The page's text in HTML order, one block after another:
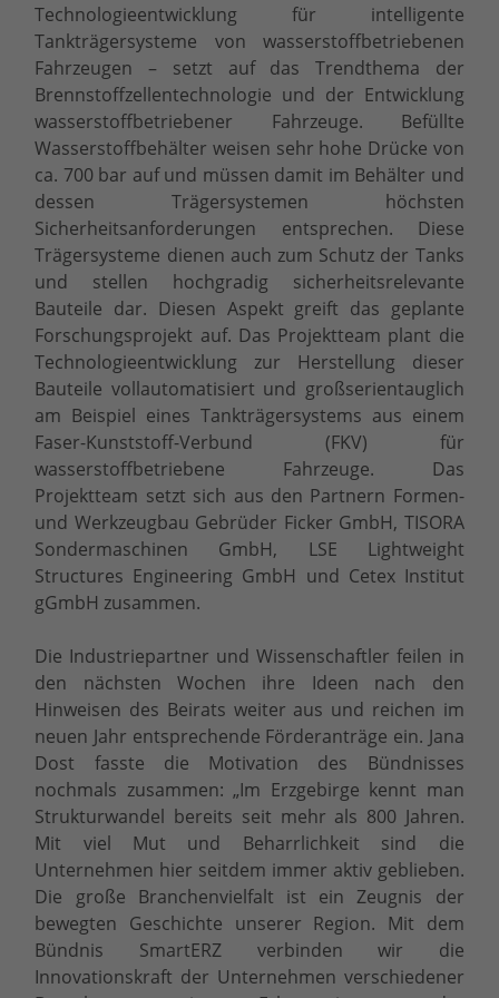
Technologieentwicklung für intelligente
Tankträgersysteme von wasserstoffbetriebenen
Fahrzeugen – setzt auf das Trendthema der
Brennstoffzellentechnologie und der Entwicklung
wasserstoffbetriebener Fahrzeuge. Befüllte
Wasserstoffbehälter weisen sehr hohe Drücke von
ca. 700 bar auf und müssen damit im Behälter und
dessen Trägersystemen höchsten
Sicherheitsanforderungen entsprechen. Diese
Trägersysteme dienen auch zum Schutz der Tanks
und stellen hochgradig sicherheitsrelevante
Bauteile dar. Diesen Aspekt greift das geplante
Forschungsprojekt auf. Das Projektteam plant die
Technologieentwicklung zur Herstellung dieser
Bauteile vollautomatisiert und großserientauglich
am Beispiel eines Tankträgersystems aus einem
Faser-Kunststoff-Verbund (FKV) für
wasserstoffbetriebene Fahrzeuge. Das
Projektteam setzt sich aus den Partnern Formen-
und Werkzeugbau Gebrüder Ficker GmbH, TISORA
Sondermaschinen GmbH, LSE Lightweight
Structures Engineering GmbH und Cetex Institut
gGmbH zusammen.
Die Industriepartner und Wissenschaftler feilen in
den nächsten Wochen ihre Ideen nach den
Hinweisen des Beirats weiter aus und reichen im
neuen Jahr entsprechende Förderanträge ein. Jana
Dost fasste die Motivation des Bündnisses
nochmals zusammen: „Im Erzgebirge kennt man
Strukturwandel bereits seit mehr als 800 Jahren.
Mit viel Mut und Beharrlichkeit sind die
Unternehmen hier seitdem immer aktiv geblieben.
Die große Branchenvielfalt ist ein Zeugnis der
bewegten Geschichte unserer Region. Mit dem
Bündnis SmartERZ verbinden wir die
Innovationskraft der Unternehmen verschiedener